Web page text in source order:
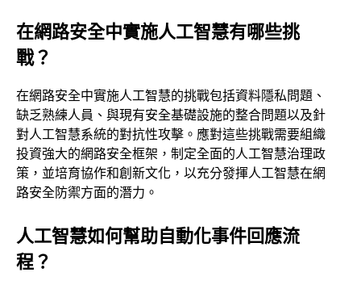
在網路安全中實施人工智慧有哪些挑
戰？
在網路安全中實施人工智慧的挑戰包括資料隱私問題、
缺乏熟練人員、與現有安全基礎設施的整合問題以及針
對人工智慧系統的對抗性攻擊。應對這些挑戰需要組織
投資強大的網路安全框架，制定全面的人工智慧治理政
策，並培育協作和創新文化，以充分發揮人工智慧在網
路安全防禦方面的潛力。
人工智慧如何幫助自動化事件回應流
程？